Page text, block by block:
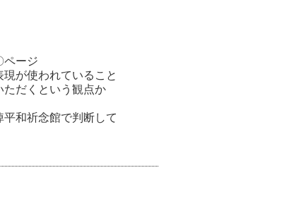
ージ
が使われていること
ただくという観点か
和祈念館で判断して